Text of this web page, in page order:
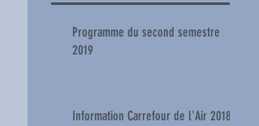
Programme du second semestre
2019
Information Carrefour de l'Air 2018